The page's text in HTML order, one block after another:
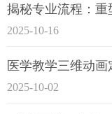
揭秘专业流程：重
2025-10-16
医学教学三维动
2025-10-02